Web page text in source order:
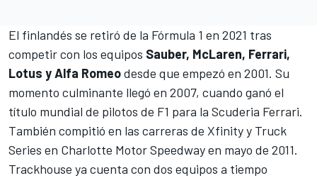
El finlandés se retiró de la Fórmula 1 en 2021 tras
competir con los equipos Sauber, McLaren, Ferrari,
Lotus y Alfa Romeodesde que empezó en 2001. Su
momento culminante llegó en 2007, cuando ganó el
título mundial de pilotos de F1 para la Scuderia Ferrari.
También compitió en las carreras de Xfinity y Truck
Series en Charlotte Motor Speedway en mayo de 2011.
Trackhouse ya cuenta con dos equipos a tiempo